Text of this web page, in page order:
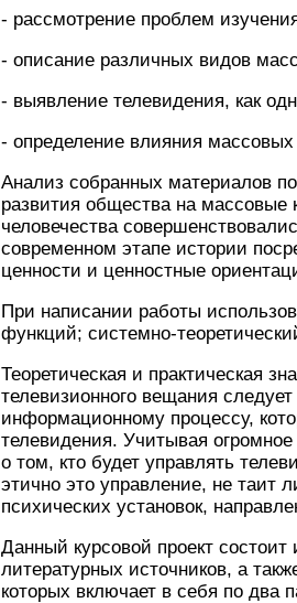
- рассмотрение проблем
- описание различных видов
- выявление телевидения, как
- определение влияния
Анализ собранных материалов
развития общества на массовые
человечества
современном этапе истории
ценности и ценностные
При написании работы
функций; системно-
Теоретическая и практическая
телевизионного вещания
информационному процессу,
телевидения. Учитывая
о том, кто будет управлять
этично это управление, не таит
психических установок,
Данный курсовой проект
литературных источников, а
которых включает в себя по два